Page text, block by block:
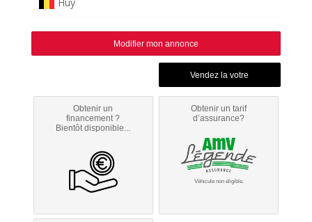
Modifier mon annonce
Obtenir un
financement ?
Bientôt disponible...
Obtenir un tarif
d’assurance?
Véhicule non éligible.